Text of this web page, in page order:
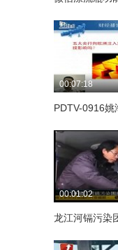
00:07:18
PDTV-0916姚
00:01:02